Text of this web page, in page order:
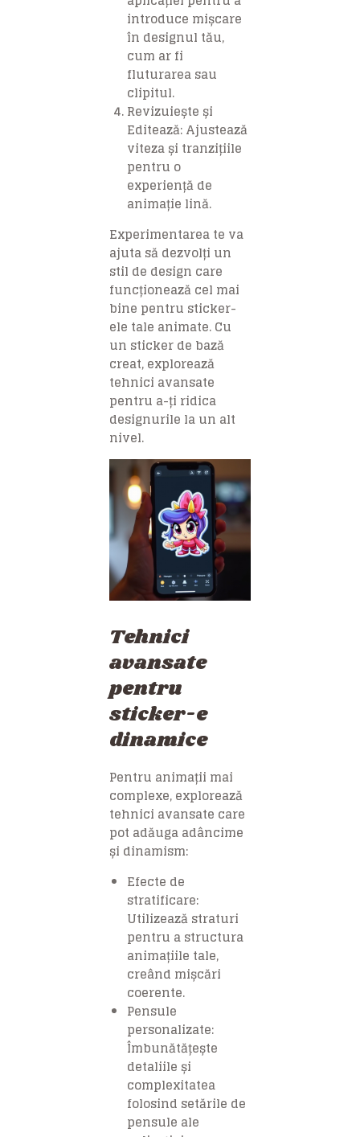
introduce mișcare
în designul tău,
cum ar fi
fluturarea sau
clipitul.
Revizuiește și
Editează: Ajustează
viteza și tranzițiile
pentru o
experiență de
animație lină.
Experimentarea te va
ajuta să dezvolți un
stil de design care
funcționează cel mai
bine pentru sticker-
ele tale animate. Cu
un sticker de bază
creat, explorează
tehnici avansate
pentru a-ți ridica
designurile la un alt
nivel.
Tehnici
avansate
pentru
sticker-e
dinamice
Pentru animații mai
complexe, explorează
tehnici avansate care
pot adăuga adâncime
și dinamism:
Efecte de
stratificare:
Utilizează straturi
pentru a structura
animațiile tale,
creând mișcări
coerente.
Pensule
personalizate:
Îmbunătățește
detaliile și
complexitatea
folosind setările de
pensule ale